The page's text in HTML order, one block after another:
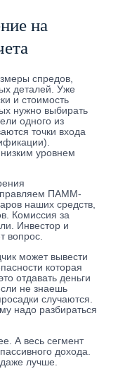
на
спредов,
деталей. Уже
и стоимость
нужно выбирать
одного из
точки входа
уровнем
ПАММ-
наших средств,
Комиссия за
Инвестор и
вопрос.
может вывести
которая
отдавать деньги
не знаешь
случаются.
надо разбираться
А весь сегмент
дохода.
лучше.